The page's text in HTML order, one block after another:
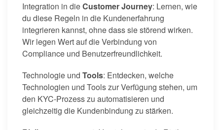
Integration in dieCustomer Journey: Lernen, wie
du diese Regeln in die Kundenerfahrung
integrieren kannst, ohne dass sie störend wirken.
Wir legen Wert auf die Verbindung von
Compliance und Benutzerfreundlichkeit.
Technologie und Tools: Entdecken, welche
Technologien und Tools zur Verfügung stehen, um
den KYC-Prozess zu automatisieren und
gleichzeitig die Kundenbindung zu stärken.